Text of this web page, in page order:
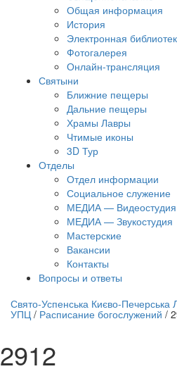
Общая информация
История
Электронная
Фотогалерея
Онлайн-трансляция
Святыни
Ближние пещеры
Дальние пещеры
Храмы Лавры
Чтимые иконы
3D Тур
Отделы
Отдел информации
Социальное служение
МЕДИА — Видеостудия
МЕДИА — Звукостудия
Мастерские
Вакансии
Контакты
Вопросы и ответы
трансляция | 12 сентября
Свято-Успенська Києво-Печерська
УПЦ / Расписание богослужений /
2912